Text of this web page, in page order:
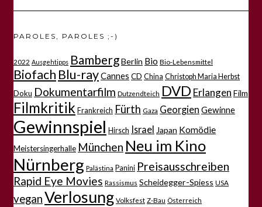
PAROLES, PAROLES ;-)
2022 Ausgehtipps BambergBerlin Bio Bio-Lebensmittel
Biofach Blu-rayCannes CD China Christoph Maria Herbst
Doku Dokumentarfilm Dutzendteich DVD Erlangen Film
Filmkritik Frankreich Fürth Gaza Georgien Gewinne
Gewinnspiel Hirsch Israel Japan Komödie
Meistersingerhalle München Neu im Kino
Nürnberg Palästina Panini Preisausschreiben
Rapid Eye Movies Rassismus Scheidegger-Spiess USA
veganVerlosung Volksfest Z-Bau Österreich